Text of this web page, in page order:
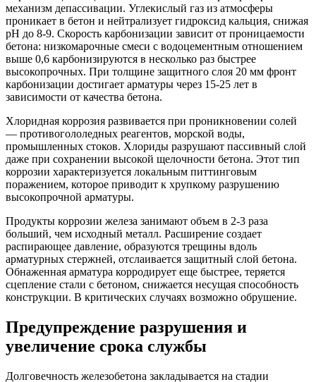
механизм депассивации. Углекислый газ из атмосферы
проникает в бетон и нейтрализует гидроксид кальция, снижая
pH до 8-9. Скорость карбонизации зависит от проницаемости
бетона: низкомарочные смеси с водоцементным отношением
выше 0,6 карбонизируются в несколько раз быстрее
высокопрочных. При толщине защитного слоя 20 мм фронт
карбонизации достигает арматуры через 15-25 лет в
зависимости от качества бетона.
Хлоридная коррозия развивается при проникновении солей
— противогололедных реагентов, морской воды,
промышленных стоков. Хлориды разрушают пассивный слой
даже при сохранении высокой щелочности бетона. Этот тип
коррозии характеризуется локальным питтинговым
поражением, которое приводит к хрупкому разрушению
высокопрочной арматуры.
Продукты коррозии железа занимают объем в 2-3 раза
больший, чем исходный металл. Расширение создает
распирающее давление, образуются трещины вдоль
арматурных стержней, отслаивается защитный слой бетона.
Обнаженная арматура корродирует еще быстрее, теряется
сцепление стали с бетоном, снижается несущая способность
конструкции. В критических случаях возможно обрушение.
Предупреждение разрушения и
увеличение срока службы
Долговечность железобетона закладывается на стадии